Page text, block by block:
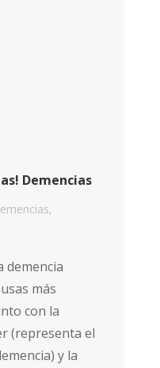
Demencias
,
demencia
más
con la
(representa el
y la